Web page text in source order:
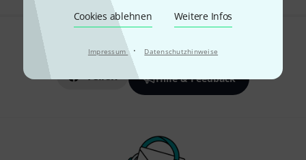
Cookies ablehnen Weitere Infos
Impressum · Datenschutzhinweise
Gefällt Ihnen, was Sie sehen?
Teilen Hilfe & Feedback